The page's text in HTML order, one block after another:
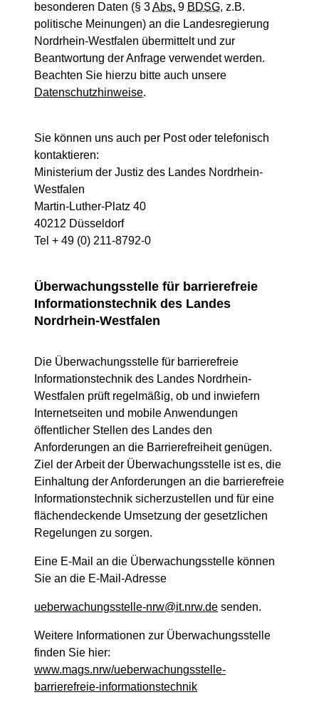
besonderen Daten (§ 3Abs. 9 BDSG, z.B.
politische Meinungen) an die Landesregierung
Nordrhein-Westfalen übermittelt und zur
Beantwortung der Anfrage verwendet werden.
Beachten Sie hierzu bitte auch unsere
Datenschutzhinweise.
Sie können uns auch per Post oder telefonisch
kontaktieren:
Ministerium der Justiz des Landes Nordrhein-
Westfalen
Martin-Luther-Platz 40
40212 Düsseldorf
Tel + 49 (0) 211-8792-0
Überwachungsstelle für barrierefreie
Informationstechnik des Landes
Nordrhein-Westfalen
Die Überwachungsstelle für barrierefreie
Informationstechnik des Landes Nordrhein-
Westfalen prüft regelmäßig, ob und inwiefern
Internetseiten und mobile Anwendungen
öffentlicher Stellen des Landes den
Anforderungen an die Barrierefreiheit genügen.
Ziel der Arbeit der Überwachungsstelle ist es, die
Einhaltung der Anforderungen an die barrierefreie
Informationstechnik sicherzustellen und für eine
flächendeckende Umsetzung der gesetzlichen
Regelungen zu sorgen.
Eine E-Mail an die Überwachungsstelle können
Sie an die E-Mail-Adresse
ueberwachungsstelle-nrw@it.nrw.de senden.
Weitere Informationen zur Überwachungsstelle
finden Sie hier:
www.mags.nrw/ueberwachungsstelle-
barrierefreie-informationstechnik